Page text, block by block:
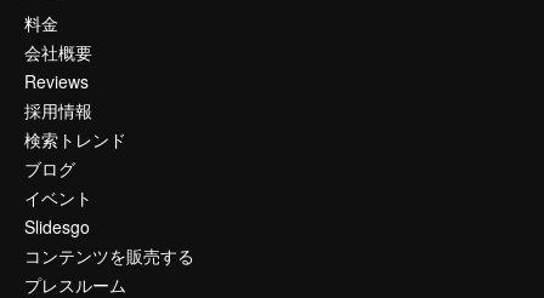
料金
会社概要
Reviews
採用情報
検索トレンド
ブログ
イベント
Slidesgo
コンテンツを販売する
プレスルーム